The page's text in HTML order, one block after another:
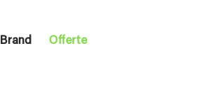
Brand Offerte